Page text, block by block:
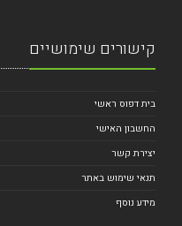
קישורים שימושיים
בית דפוס ראשי
החשבון האישי
יצירת קשר
תנאי שימוש באתר
מידע נוסף